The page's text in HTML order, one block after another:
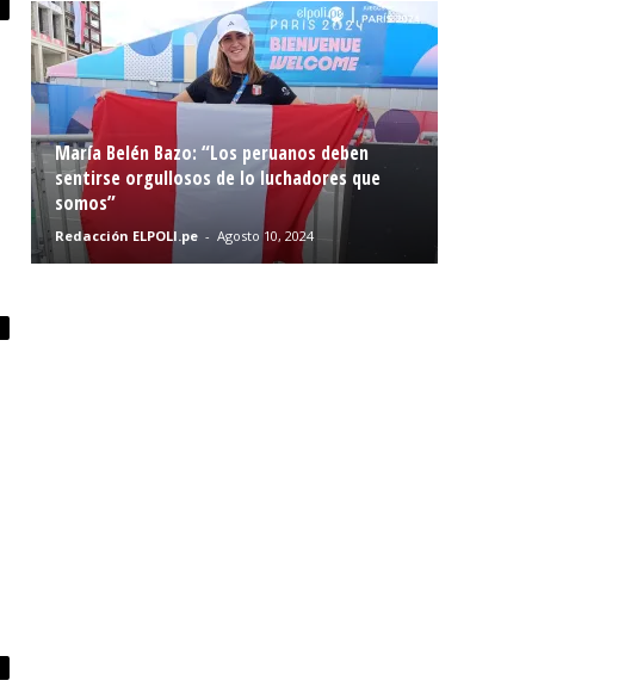
María Belén Bazo: “Los peruanos deben
sentirse orgullosos de lo luchadores que
somos”
Redacción ELPOLI.pe - Agosto 10, 2024